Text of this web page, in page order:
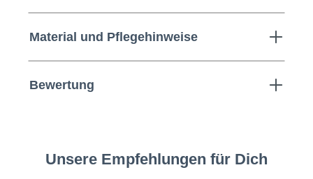
Material und Pflegehinweise
Bewertung
Unsere Empfehlungen für Dich